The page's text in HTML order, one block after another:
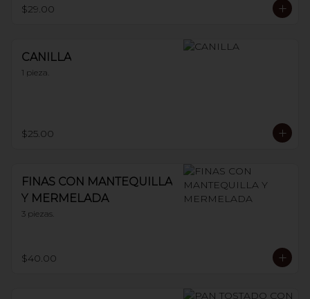
$29.00
CANILLA
1 pieza.
$25.00
FINAS CON MANTEQUILLA
Y MERMELADA
3 piezas.
$40.00